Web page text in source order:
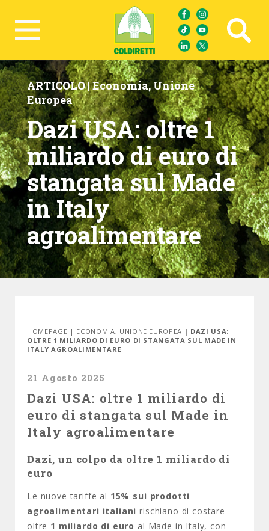
Ricerca avanzata
ARTICOLO |Economia,Unione
Europea
Dazi USA: oltre 1
miliardo di euro di
stangata sul Made
in Italy
agroalimentare
HOMEPAGE | ECONOMIA, UNIONE EUROPEA | DAZI USA:
OLTRE 1 MILIARDO DI EURO DI STANGATA SUL MADE IN
ITALY AGROALIMENTARE
21 Agosto 2025
Dazi USA: oltre 1 miliardo di
euro di stangata sul Made in
Italy agroalimentare
Dazi, un colpo da oltre 1 miliardo di
euro
Le nuove tariffe al 15% sui prodotti
agroalimentari italiani rischiano di costare
oltre 1 miliardo di euro al Made in Italy, con